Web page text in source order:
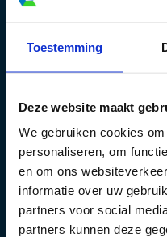
Toestemming
Deze website maakt
We gebruiken cookies
personaliseren, om
en om ons
informatie over uw
partners voor social
partners kunnen deze
D-40549 Düsseldorf
Telefon:+49 (0)211-
Telefax:+49 (0)211-
E-mail:
info@dachlux.de